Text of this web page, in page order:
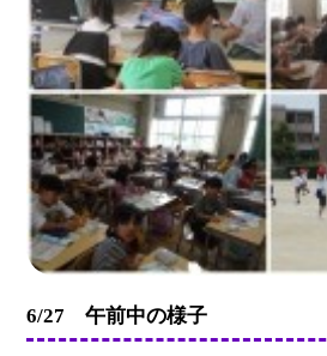
6/27 午前中の様子